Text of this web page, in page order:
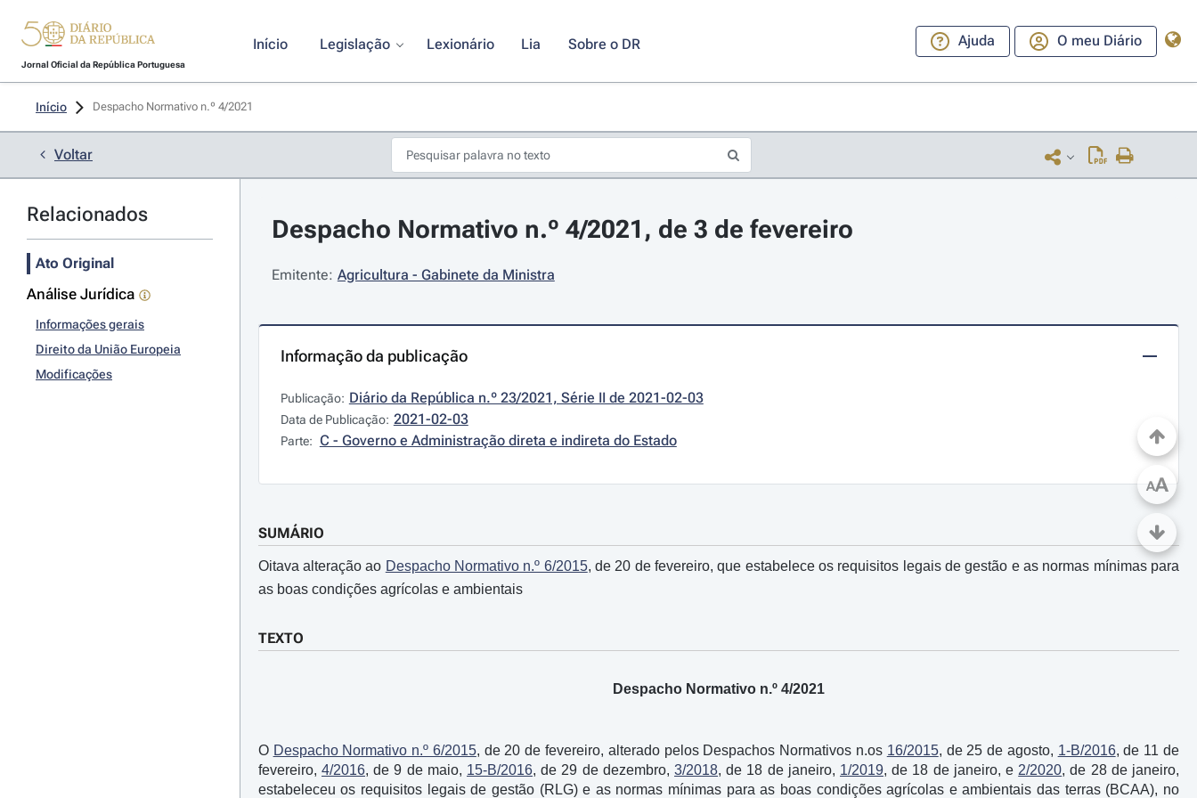
Jornal Oficial da República Portuguesa
Início Legislação Lexionário Lia Sobre o DR Ajuda O meu Diário
Início Despacho Normativo n.º 4/2021
Voltar
Relacionados
Ato Original
Análise Jurídica
Informações gerais
Direito da União Europeia
Modificações
Despacho Normativo n.º 4/2021, de 3 de fevereiro
Emitente: Agricultura - Gabinete da Ministra
Informação da publicação
Publicação: Diário da República n.º 23/2021, Série II de 2021-02-03
Data de Publicação: 2021-02-03
Parte: C - Governo e Administração direta e indireta do Estado
SUMÁRIO
Oitava alteração ao Despacho Normativo n.º 6/2015, de 20 de fevereiro, que estabelece os requisitos legais de gestão e as normas mínimas para
as boas condições agrícolas e ambientais
TEXTO
Despacho Normativo n.º 4/2021
O Despacho Normativo n.º 6/2015, de 20 de fevereiro, alterado pelos Despachos Normativos n.os 16/2015, de 25 de agosto, 1-B/2016, de 11 de
fevereiro, 4/2016, de 9 de maio, 15-B/2016, de 29 de dezembro, 3/2018, de 18 de janeiro, 1/2019, de 18 de janeiro, e 2/2020, de 28 de janeiro,
estabeleceu os requisitos legais de gestão (RLG) e as normas mínimas para as boas condições agrícolas e ambientais das terras (BCAA), no
AA